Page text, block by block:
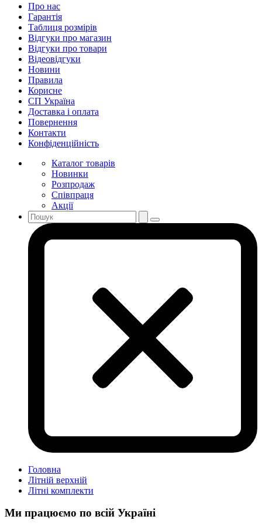
Про нас
Гарантія
Таблиця розмірів
Відгуки про магазин
Відгуки про товари
Відеовідгуки
Новини
Правила
Корисне
СП Україна
Доставка і оплата
Повернення
Контакти
Конфіденційність
Каталог товарів
Новинки
Розпродаж
Співпраця
Акції
Головна
Літній верхній
Літні комплекти
Ми працюємо по всій Україні